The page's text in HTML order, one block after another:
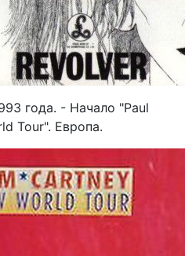
года. - Начало "Paul
Tour". Европа.